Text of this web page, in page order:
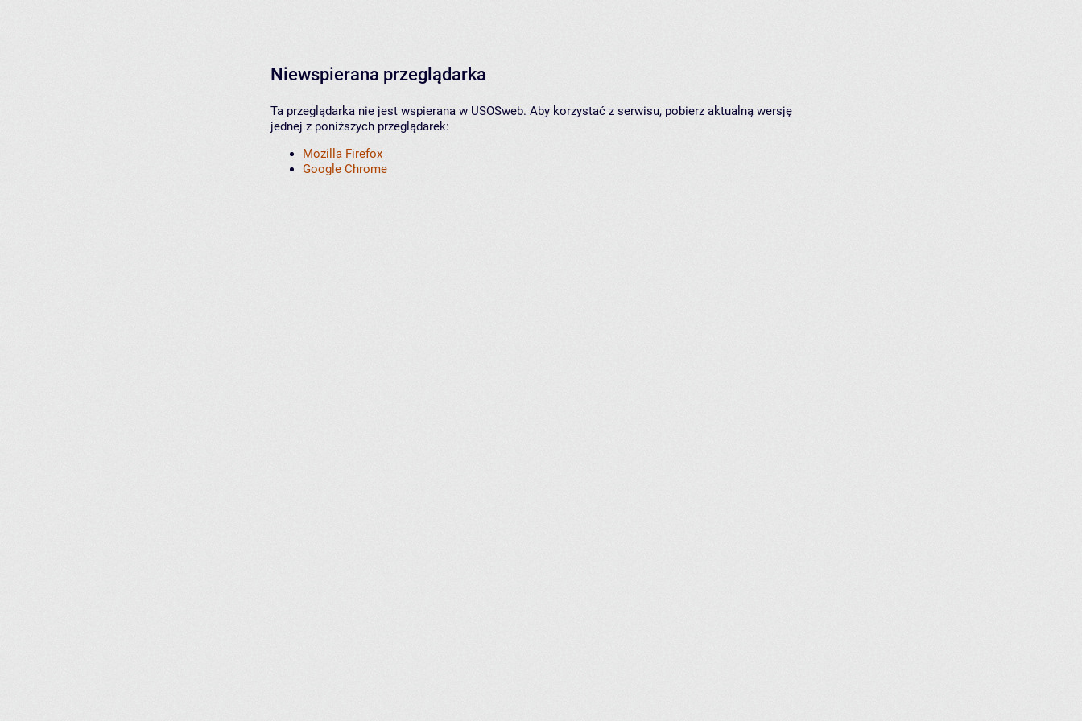
Niewspierana przeglądarka
Ta przeglądarka nie jest wspierana w USOSweb. Aby korzystać z serwisu, pobierz aktualną wersję
jednej z poniższych przeglądarek:
Mozilla Firefox
Google Chrome